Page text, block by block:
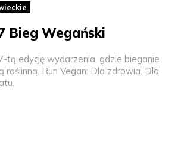
Bieg Wegański
tą edycję wydarzenia, gdzie bieganie
roślinną. Run Vegan: Dla zdrowia. Dla